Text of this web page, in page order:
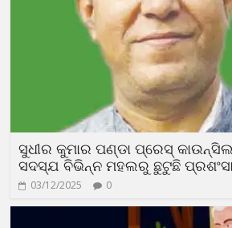
ସୁଧୀର କୁମାର ପଣ୍ଡା ପ୍ରେସ୍
ସଦସ୍ଯ ବିଭିନ୍ନ ମହଲରୁ ଛୁଟୁଛି
03/12/2025 0